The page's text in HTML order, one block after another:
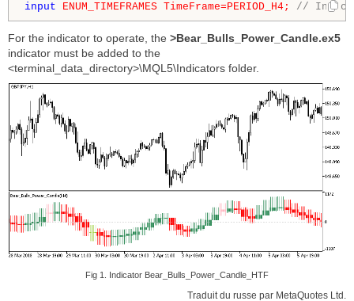
input ENUM_TIMEFRAMES TimeFrame=PERIOD_H4; //
For the indicator to operate, the >Bear_Bulls_Power_Candle.ex5
indicator must be added to the
<terminal_data_directory>\MQL5\Indicators folder.
Fig 1. Indicator Bear_Bulls_Power_Candle_HTF
Traduit du russe par MetaQuotes Ltd.